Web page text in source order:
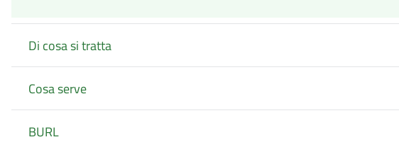
Di cosa si tratta
Cosa serve
BURL